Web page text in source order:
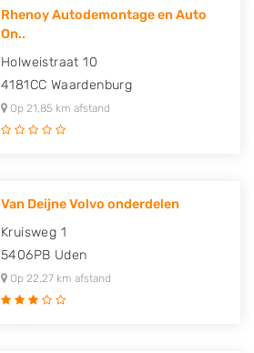
Rhenoy Autodemontage en Auto
On..
Holweistraat 10
4181CC Waardenburg
Op 21,85 km afstand
Van Deijne Volvo onderdelen
Kruisweg 1
5406PB Uden
Op 22,27 km afstand